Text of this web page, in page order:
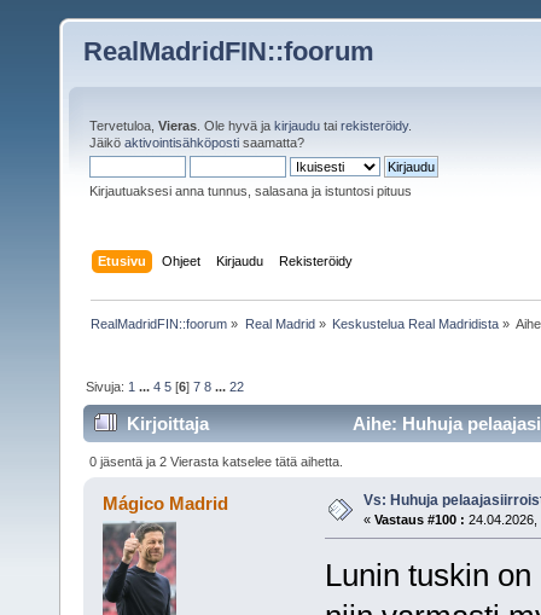
RealMadridFIN::foorum
Tervetuloa, Vieras . Ole hyvä ja kirjaudu tai rekisteröidy.
Jäikö aktivointisähköposti saamatta?
Kirjautuaksesi anna tunnus, salasana ja istuntosi pituus
Etusivu Ohjeet Kirjaudu Rekisteröidy
RealMadridFIN::foorum » Real Madrid» Keskustelua Real Madridista»
Sivuja: 1 ...4 5 [6]7 8 ...22
Kirjoittaja Aihe: Huhuja
0 jäsentä ja 2 Vierasta katselee tätä aihetta.
Mágico Madrid Vs: Huhuja
« Vastaus #100 : 24.04.2026,
Lunin tuskin